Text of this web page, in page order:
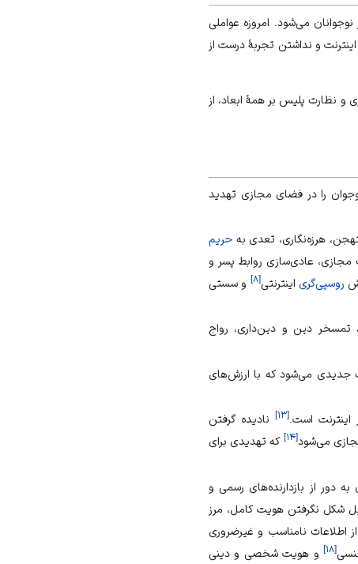
نوجوانان می‌شود. امروزه عواملی
و نداشتن تجربهٔ درست از
و نظارت پلیس بر همهٔ ابعاد، از
را در فضای مجازی تهدید
هرزه‌نگاری، تعدی به حریم
مجازی، عادی‌سازی روابط پسر و
روسپی‌گری اینترنتی[۸] و سستی
تمسخر دین و دین‌داری، رواج
جدیدی می‌شود که با ارزش‌های
اینترنت است. [۱۳]نادیده گرفتن
می‌شود[۱۴] که تهدیدی برای
دور از بازدارنده‌های رسمی و
شکل نگرفتن هویت کامل، مرز
اطلاعات نامناسب و غیرضروری
[۱۸]و هویت شخصی و دینی